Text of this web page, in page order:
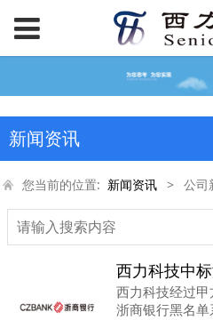
新闻资讯
您当前的位置: 新闻资讯 > 公司
西力科技中
西力科技经过
浙商银行黑名